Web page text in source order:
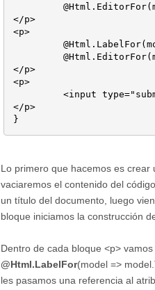
</p>
<p>
</p>
<p>
</p>
Lo primero que hacemos es
vaciaremos el contenido del
un título del documento, luego
bloque iniciamos la construcción
Dentro de cada bloque <p>
@Html.LabelFor(model =>
les pasamos una referencia al